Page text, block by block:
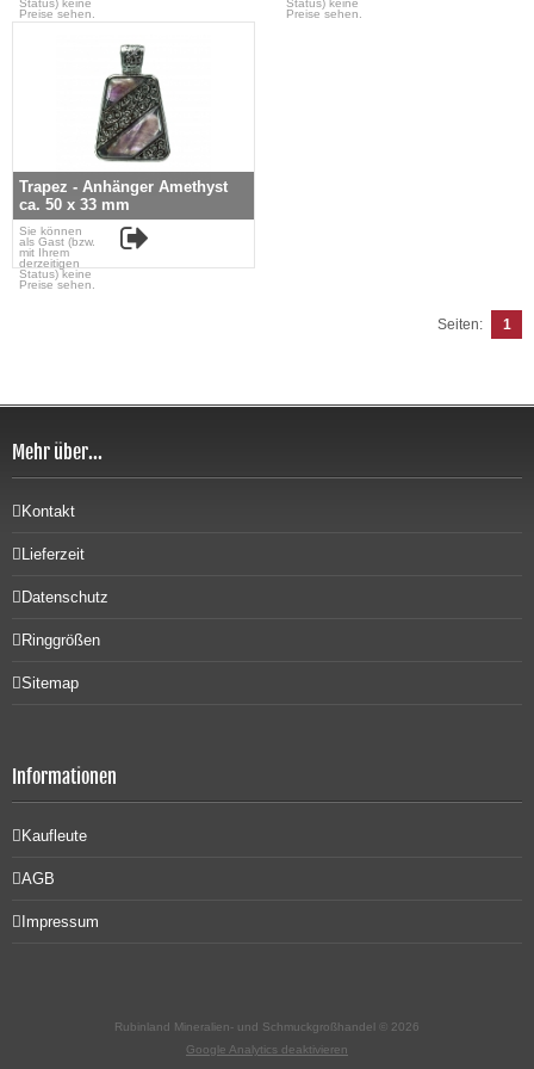
Status) keine
Preise sehen.
Status) keine
Preise sehen.
Trapez - Anhänger Amethyst
ca. 50 x 33 mm
Sie können
als Gast (bzw.
mit Ihrem
derzeitigen
Status) keine
Preise sehen.
Seiten: 1
Mehr über...
Kontakt
Lieferzeit
Datenschutz
Ringgrößen
Sitemap
Informationen
Kaufleute
AGB
Impressum
Rubinland Mineralien- und Schmuckgroßhandel © 2026
Google Analytics deaktivieren